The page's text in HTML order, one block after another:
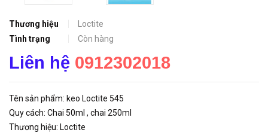
Thương hiệu
Loctite
Tình trạng
Còn hàng
Liên hệ 0912302018
Tên sản phẩm: keo Loctite 545
Quy cách: Chai 50ml , chai 250ml
Thương hiệu: Loctite